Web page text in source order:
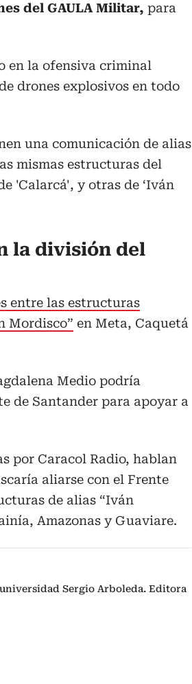
del GAULA Militar, para
en la ofensiva criminal
drones explosivos en todo
una comunicación de alias
mismas estructuras del
'Calarcá', y otras de ‘Iván
la división del
entre las estructuras
Mordisco” en Meta, Caquetá
Medio podría
de Santander para apoyar a
por Caracol Radio, hablan
aliarse con el Frente
de alias “Iván
Amazonas y Guaviare.
Sergio Arboleda. Editora